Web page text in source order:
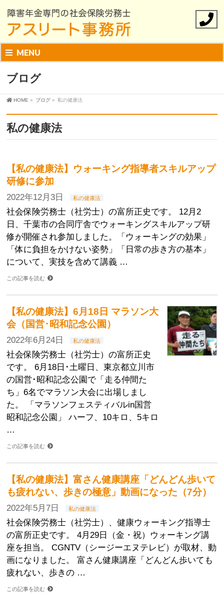
MENU
ブログ
HOME » ブログ » 私の健康法
私の健康法
【私の健康法】ウォーキング指導者スキルアップ
研修に参加
2022年12月3日 私の健康法
社会保険労務士（社労士）の富所正史です。 12月2
日、千葉市の合同庁舎でウォーキングスキルアップ研
修が開催され参加しました。「ウォーキングの効果」
「体に負担をかけない姿勢」「日常の歩き方の基本」
について、実技を含めて講義 …
この記事を読む
【私の健康法】6月18日 マラソン大
会（国営･昭和記念公園）
2022年6月24日 私の健康法
社会保険労務士（社労士）の富所正史
です。 6月18日･土曜日、東京都立川市
の国営･昭和記念公園で「走る仲間た
ち」6名でマラソン大会に出場しまし
た。 「マラソンフェスティバルin国営
昭和記念公園」 ハーフ、10キロ、5キロ
…
この記事を読む
【私の健康法】富さん健康講座「どんどん歩いて
も疲れない、歩きの極意」動画になった（7分）
2022年5月7日 私の健康法
社会保険労務士（社労士）、健康ウォーキング指導士
の富所正史です。 4月29日（金・祝）ウォーキング講
座を担当。 CGNTV（シージーエヌテレビ）が取材、動
画になりました。 富さん健康講座「どんどん歩いても
疲れない、歩きの …
この記事を読む